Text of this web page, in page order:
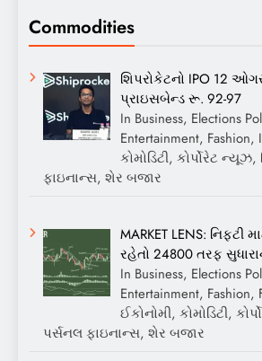
Commodities
શિપરોકેટનો IPO 12
પ્રાઇસબેન્ડ રૂ. 92-97
In Business, Elections
Entertainment, Fashion,
કોમોડિટી, કોર્પોરેટ
ફાઇનાન્સ, શેર બજાર
MARKET LENS: નિફ્ટી
રહેતો 24800 તરફ
In Business, Elections
Entertainment, Fashion,
ઈકોનોમી, કોમોડિટી,
પર્સનલ ફાઇનાન્સ, શેર બજાર